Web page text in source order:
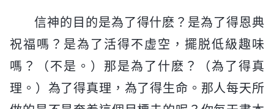
信神的目的是為了得什麽？是為了得恩典
祝福嗎？是為了活得不虚空，擺脱低級趣味
嗎？（不是。）那是為了什麽？（為了得真
理。）為了得真理，為了得生命。那人每天所